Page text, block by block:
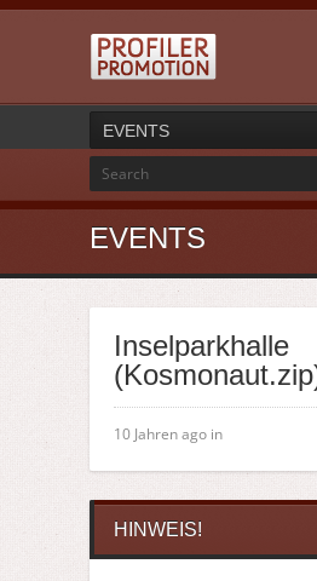
EVENTS
EVENTS
Inselparkhalle
10 Jahren ago in
HINWEIS!